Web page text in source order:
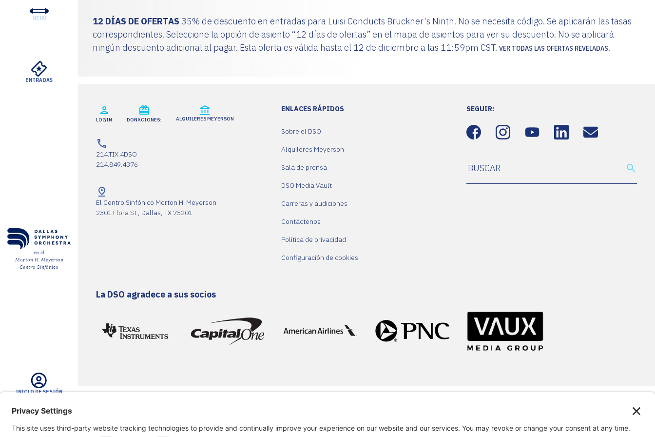
MENÚ
ENTRADAS
en el
Morton H. Meyerson
Centro Sinfónico
INICIO DE SESIÓN
CONCIERTOS Y ENTRADAS
EDUCACIÓN Y COMUNIDAD
SOBRE EL DSO
VER
Correo
12 DÍAS DE OFERTAS 35% de descuento en entradas para Luisi Conducts Bruckner's Ninth. No se necesita código. Se aplicarán las tasas
correspondientes. Seleccione la opción de asiento “12 días de ofertas” en el mapa de asientos para ver su descuento. No se aplicará
ningún descuento adicional al pagar. Esta oferta es válida hasta el 12 de diciembre a las 11:59pm CST. VER TODAS LAS OFERTAS REVELADAS.
LOGIN DONACIONES: ALQUILERES MEYERSON
214.TIX.4DSO
214.849.4376
El Centro Sinfónico Morton H. Meyerson
2301 Flora St., Dallas, TX 75201
ENLACES RÁPIDOS
Sobre el DSO
Alquileres Meyerson
Sala de prensa
DSO Media Vault
Carreras y audiciones
Contáctenos
Política de privacidad
Configuración de cookies
SEGUIR:
La DSO agradece a sus socios